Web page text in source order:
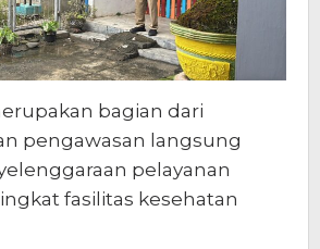
bagian dari
pengawasan langsung
pelayanan
fasilitas kesehatan